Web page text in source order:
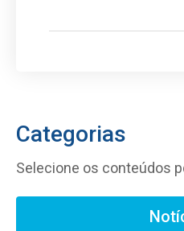
Categorias
Selecione os conteúdos